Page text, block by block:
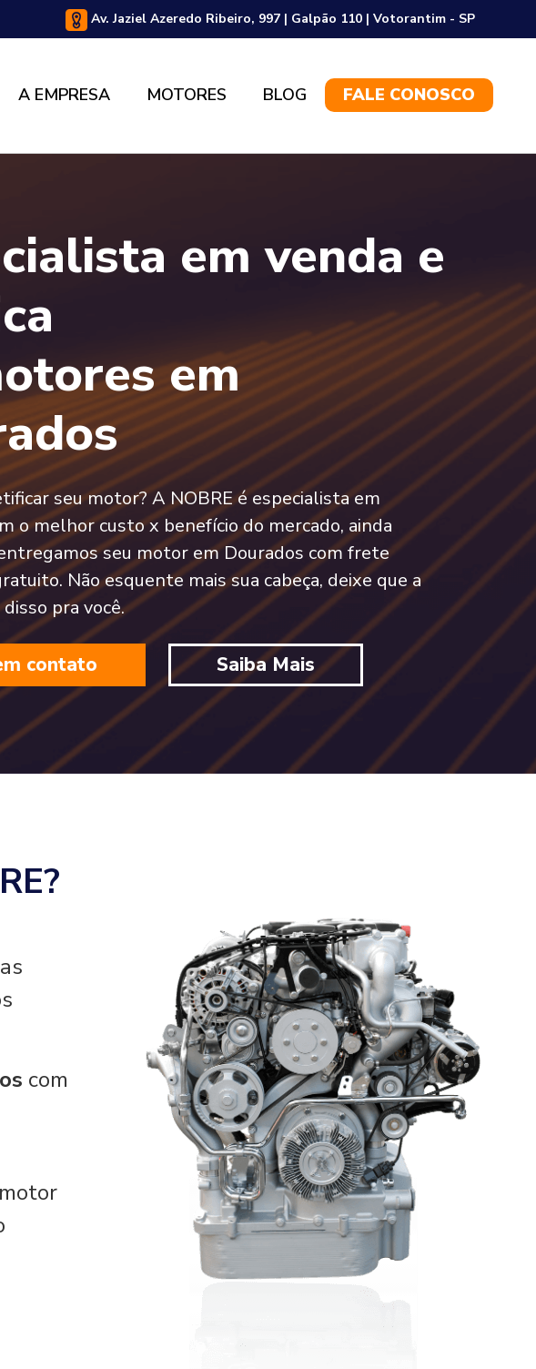
Av. Jaziel Azeredo Ribeiro, 997 | Galpão 110 | Votorantim - SP
A EMPRESA MOTORES BLOG FALE CONOSCO
em venda e
em
seu motor? A NOBRE é especialista em
o melhor custo x benefício do mercado, ainda
seu motor em Dourados com frete
Não esquente mais sua cabeça, deixe que a
pra você.
contato Saiba Mais
com